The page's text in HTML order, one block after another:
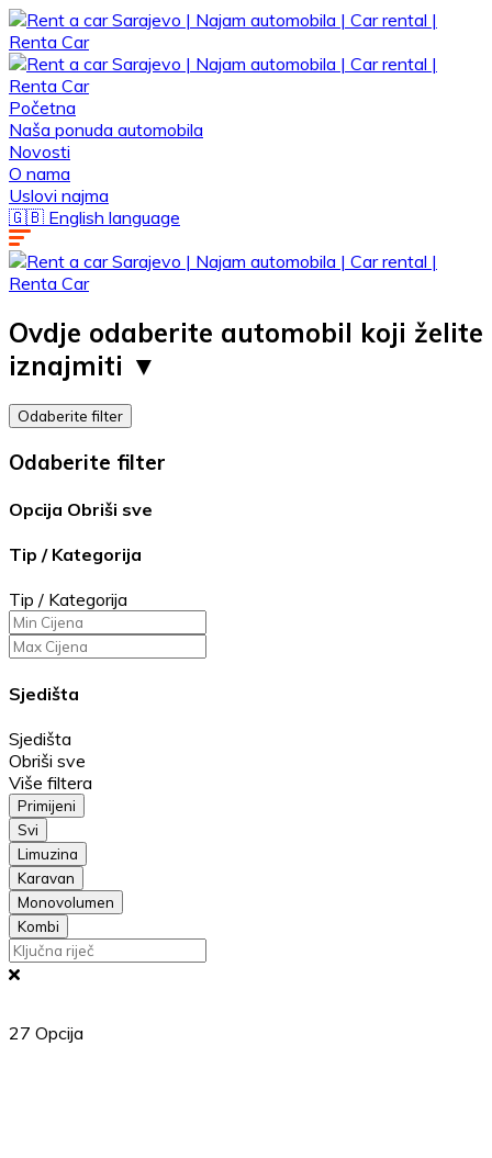
Početna
Naša ponuda automobila
Novosti
O nama
Uslovi najma
🇬🇧 English language
Ovdje odaberite automobil koji želite
iznajmiti ▼ ​
Odaberite filter
Odaberite filter
Opcija Obriši sve
Tip / Kategorija
Tip / Kategorija
Sjedišta
Sjedišta
Obriši sve
Više filtera
Primijeni
Svi
Limuzina
Karavan
Monovolumen
Kombi
27 Opcija